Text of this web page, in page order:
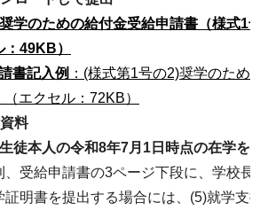
奨学のための給付金受給申請書（様式1
：49KB）
書記入例 ：(様式第1号の2)奨学のため
（エクセル：72KB）
料
生徒本人の令和8年7月1日時点の在学を
受給申請書の3ページ下段に、学校長
明書を提出する場合には、(5)就学支援